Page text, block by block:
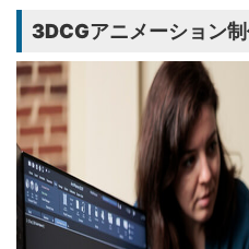
3DCGアニメーション